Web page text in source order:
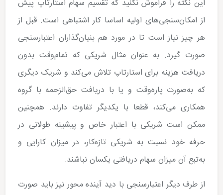
این نکته را فراموش نکنید که تقسیم سهام استارتاپ پیش
از امکان‌سنجی‌های اولیه اساسا کار اشتباهی است. قبل از
هر چیز نیاز است تا در مورد هم بنیان‌گذاران اعتبارسنجی
صورت گیرد. به عنوان مثال شریکی که تمام‌وقت بدون
دریافت هزینه برای استارتاپ تلاش می‌کند و شریک دیگری
که به‌صورت پاره‌وقت و یا با دریافت حق‌الزحمه با گروه
همکاری می‌کند، قطعا با یکدیگر تفاوت دارند. همچنین
ممکن است شریکی با اعتبار خاص و پیشینه طولانی در
حرفه خود نسبت به شریکی تازه‌کار، در میزان کارایی و
به‌تبع آن میزان سهام دریافتی یکسان نباشند.
از طرف دیگر اعتبارسنجی با دید آینده محور نیز باید صورت